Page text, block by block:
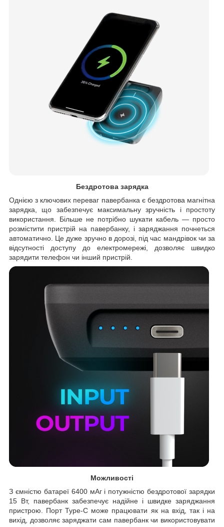
Бездротова зарядка
Однією з ключових переваг павербанка є бездротова магнітна
зарядка, що забезпечує максимальну зручність і простоту
використання. Більше не потрібно шукати кабель — просто
розмістити пристрій на павербанку, і заряджання почнеться
автоматично. Це дуже зручно в дорозі, під час мандрівок чи за
відсутності доступу до електромережі, дозволяє швидко
зарядити телефон чи інший пристрій.
Можливості
З ємністю батареї 6400 мАг і потужністю бездротової зарядки
15 Вт, павербанк забезпечує надійне і швидке заряджання
пристрою. Порт Type-C може працювати як на вхід, так і на
вихід, дозволяє заряджати сам павербанк чи використовувати